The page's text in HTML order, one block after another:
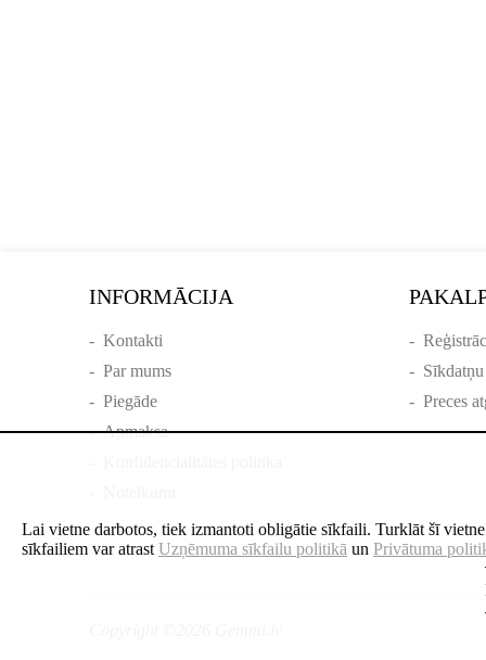
INFORMĀCIJA
- Kontakti
- Par mums
- Piegāde
-Apmaksa
-
-
- Preces
Lai vietne darbotos, tiek izmantoti obligātie sīkfaili. Turklāt šī
sīkfailiem var atrast Uzņēmuma sīkfailu politikā un Privātuma